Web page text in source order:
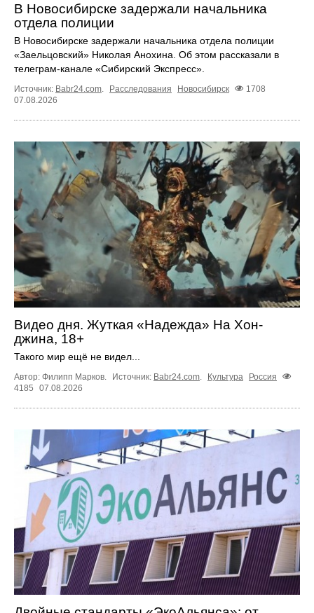
В Новосибирске задержали начальника
отдела полиции
В Новосибирске задержали начальника отдела полиции
«Заельцовский» Николая Анохина. Об этом рассказали в
телеграм-канале «Сибирский Экспресс».
Источник: Babr24.com. Расследования Новосибирск
1708
07.08.2026
Видео дня. Жуткая «Надежда» На Хон-
джина, 18+
Такого мир ещё не видел...
Автор: Филипп Марков. Источник: Babr24.com Культура
Россия
4185
07.08.2026